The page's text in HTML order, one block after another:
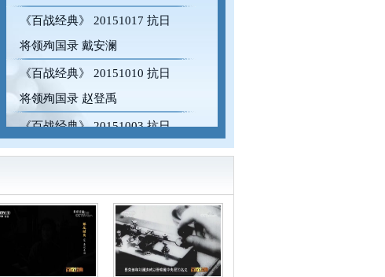
《百战经典》 20151017 抗日
将领殉国录 戴安澜
《百战经典》 20151010 抗日
将领殉国录 赵登禹
《百战经典》 20151003 抗日
将领殉国录 张自忠
将领殉国录 赵尚志
《百战经典》 20150919 腾冲
腾冲 第五集 爱恨天地间